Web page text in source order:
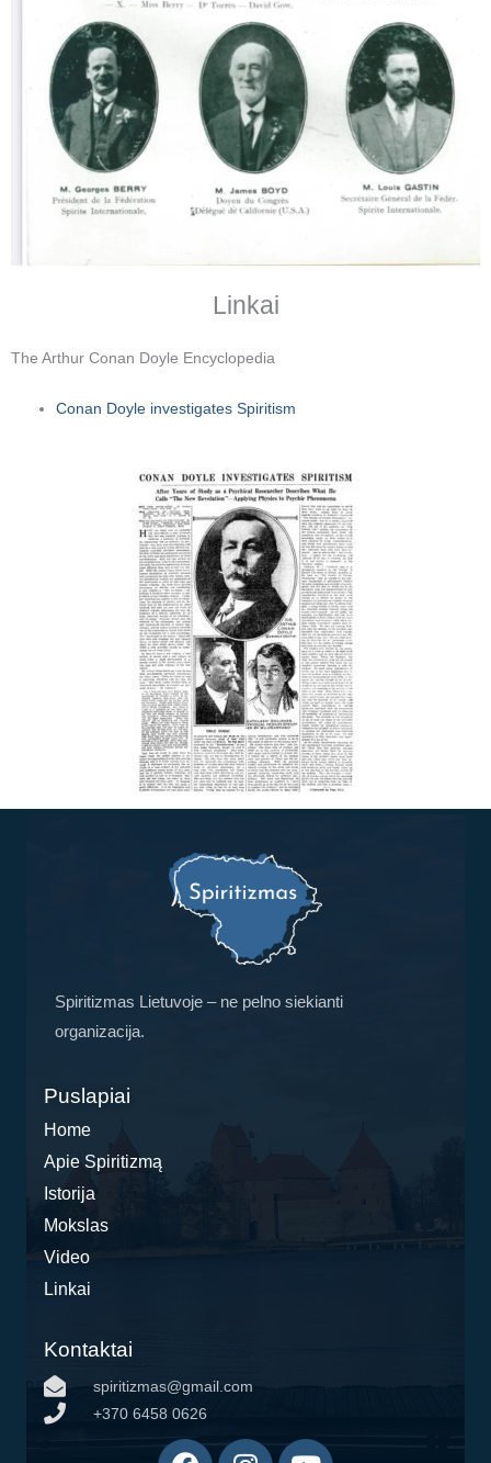
Linkai
The Arthur Conan Doyle Encyclopedia
Conan Doyle investigates Spiritism
Spiritizmas Lietuvoje – ne pelno siekianti
organizacija.
Puslapiai
Home
Apie Spiritizmą
Istorija
Mokslas
Video
Linkai
Kontaktai
spiritizmas@gmail.com
+370 6458 0626
F
I
Y